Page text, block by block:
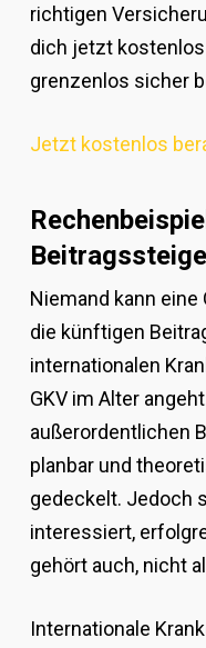
richtigen
dich jetzt
grenzenlos sicher
Jetzt kostenlos
Niemand kann eine
die künftigen
internationalen
GKV im Alter
außerordentlichen
planbar und
gedeckelt. Jedoch
interessiert,
gehört auch, nicht
Internationale